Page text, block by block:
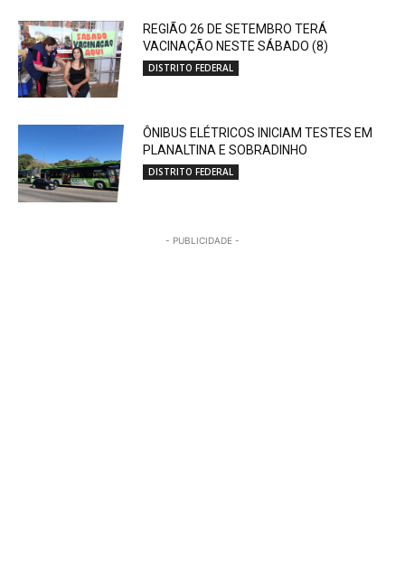
REGIÃO 26 DE SETEMBRO TERÁ
VACINAÇÃO NESTE SÁBADO (8)
DISTRITO FEDERAL
ÔNIBUS ELÉTRICOS INICIAM TESTES EM
PLANALTINA E SOBRADINHO
DISTRITO FEDERAL
- PUBLICIDADE -